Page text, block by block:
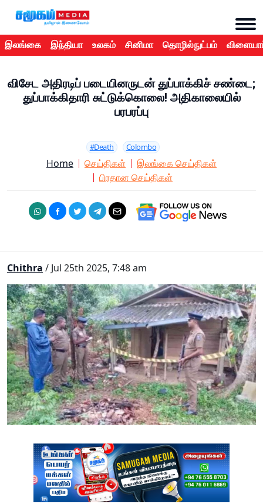
இலங்கை இந்தியா உலகம் சினிமா தொழில்நுட்பம்
விசேட அதிரடிப் படையினருடன் துப்பாக்கிச் சண்டை;
துப்பாக்கிதாரி சுட்டுக்கொலை! அதிகாலையில்
பரபரப்பு
#Death Colombo
Home செய்திகள்
இலங்கை செய்திகள்
பிரதான செய்திகள்
Chithra / Jul 25th 2025, 7:48 am